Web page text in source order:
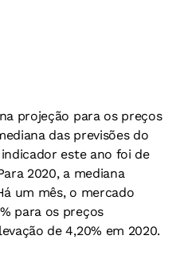
projeção para os preços
das previsões do
este ano foi de
2020, a mediana
um mês, o mercado
para os preços
de 4,20% em 2020.